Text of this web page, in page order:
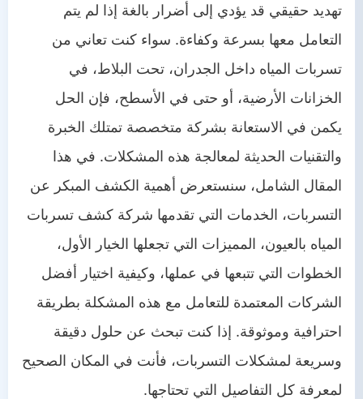
تهديد حقيقي قد يؤدي إلى أضرار بالغة إذا لم يتم
التعامل معها بسرعة وكفاءة. سواء كنت تعاني من
تسربات المياه داخل الجدران، تحت البلاط، في
الخزانات الأرضية، أو حتى في الأسطح، فإن الحل
يكمن في الاستعانة بشركة متخصصة تمتلك الخبرة
والتقنيات الحديثة لمعالجة هذه المشكلات. في هذا
المقال الشامل، سنستعرض أهمية الكشف المبكر عن
التسربات، الخدمات التي تقدمها شركة كشف تسربات
المياه بالعيون، المميزات التي تجعلها الخيار الأول،
الخطوات التي تتبعها في عملها، وكيفية اختيار أفضل
الشركات المعتمدة للتعامل مع هذه المشكلة بطريقة
احترافية وموثوقة. إذا كنت تبحث عن حلول دقيقة
وسريعة لمشكلات التسربات، فأنت في المكان الصحيح
لمعرفة كل التفاصيل التي تحتاجها.